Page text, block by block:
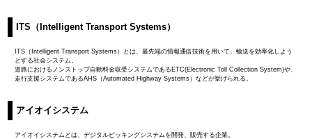
ITS（Intelligent Transport Systems）
ITS（Intelligent Transport Systems）とは、最先端の情報通信技術を用いて、輸送を効率化しよう
とする社会システム。
道路におけるノンストップ自動料金収受システムであるETC(Electronic Toll Collection System)や、
走行支援システムであるAHS（Automated Highway Systems）などが挙げられる。
アイオイシステム
アイオイシステムとは、デジタルピッキングシステムを開発、販売する企業。